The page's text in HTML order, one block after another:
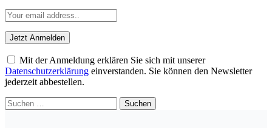
Mit der Anmeldung erklären Sie sich mit unserer
Datenschutzerklärung einverstanden. Sie können den Newsletter
jederzeit abbestellen.
Suchen
nach: